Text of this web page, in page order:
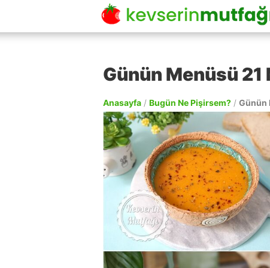
Günün Menüsü 21
Anasayfa / Bugün Ne Pişirsem? / Günün